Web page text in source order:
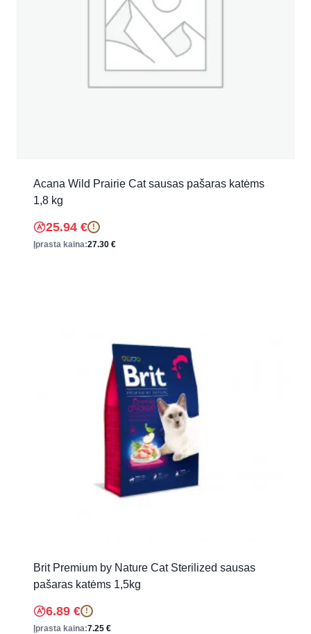
Acana Wild Prairie Cat sausas pašaras katėms
1,8 kg
25.94 € !
Įprasta kaina:27.30 €
Brit Premium by Nature Cat Sterilized sausas
pašaras katėms 1,5kg
6.89 € !
Įprasta kaina:7.25 €